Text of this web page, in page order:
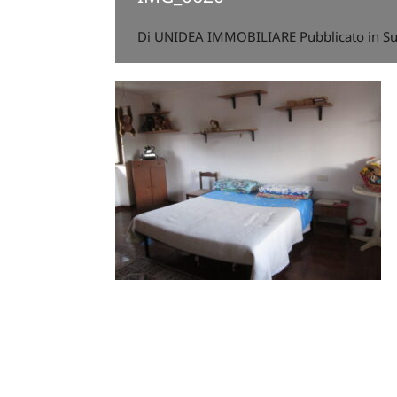
Di UNIDEA IMMOBILIARE Pubblicato in Su